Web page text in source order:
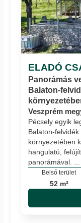
ELADÓ
Panorámás
Balaton-
Veszprém
Pécsely egyik
Balaton-
környezetében
hangulatú,
panorámával. ...
Belső terület
52 m²